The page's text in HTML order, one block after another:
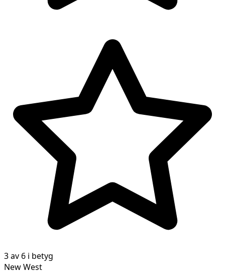
3 av 6 i betyg
New West